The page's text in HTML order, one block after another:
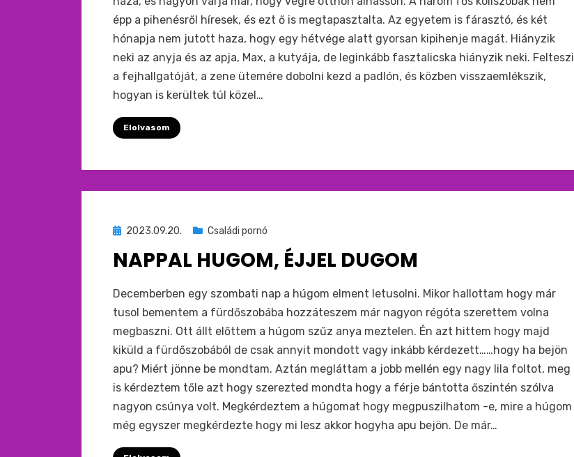
épp a pihenésről híresek, és ezt ő is megtapasztalta. Az egyetem is fárasztó, és két
hónapja nem jutott haza, hogy egy hétvége alatt gyorsan kipihenje magát. Hiányzik
neki az anyja és az apja, Max, a kutyája, de leginkább fasztalicska hiányzik neki. Felteszi
a fejhallgatóját, a zene ütemére dobolni kezd a padlón, és közben visszaemlékszik,
hogyan is kerültek túl közel…
Elolvasom
Beküldve
2023.09.20. Családi pornó
NAPPAL HUGOM, ÉJJEL DUGOM
bymonkey
Decemberben egy szombati nap a húgom elment letusolni. Mikor hallottam hogy már
tusol bementem a fürdőszobába hozzáteszem már nagyon régóta szerettem volna
megbaszni. Ott állt előttem a húgom szűz anya meztelen. Én azt hittem hogy majd
kiküld a fürdőszobából de csak annyit mondott vagy inkább kérdezett……hogy ha bejön
apu? Miért jönne be mondtam. Aztán megláttam a jobb mellén egy nagy lila foltot, meg
is kérdeztem tőle azt hogy szerezted mondta hogy a férje bántotta őszintén szólva
nagyon csúnya volt. Megkérdeztem a húgomat hogy megpuszilhatom -e, mire a húgom
még egyszer megkérdezte hogy mi lesz akkor hogyha apu bejön. De már…